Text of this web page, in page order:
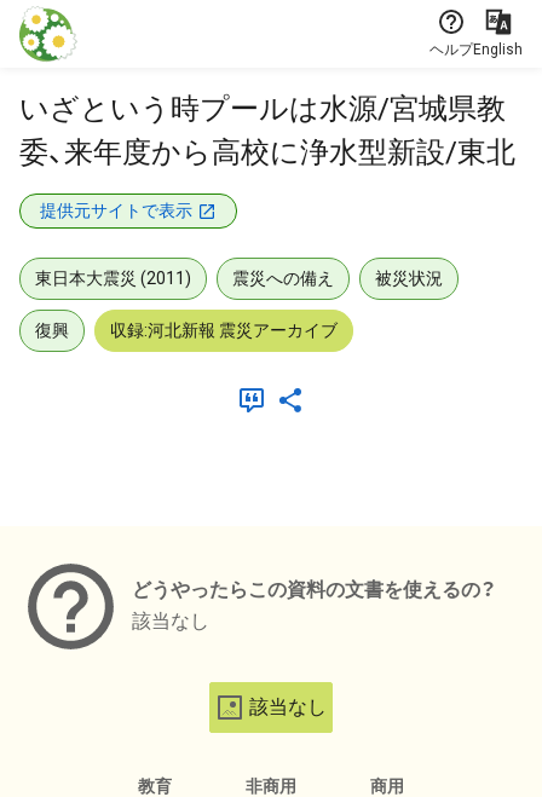
本文に飛ぶ
ヘルプEnglish
いざという時プールは水源/宮城県教
委、来年度から高校に浄水型新設/東北
提供元サイトで表示
東日本大震災 (2011) 震災への備え 被災状況
復興 収録:河北新報 震災アーカイブ
どうやったらこの資料の文書を使えるの？
該当なし
該当なし
教育 非商用 商用